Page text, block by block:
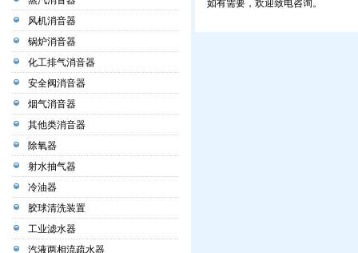
风机消音器
锅炉消音器
化工排气消音器
安全阀消音器
烟气消音器
其他类消音器
除氧器
射水抽气器
冷油器
胶球清洗装置
工业滤水器
汽液两相流疏水器
如有需要，欢迎致电咨询。